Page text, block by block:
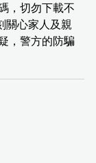
，切勿下載不
關心家人及親
，警方的防騙